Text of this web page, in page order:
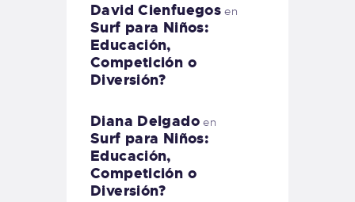
David Cienfuegos en
Surf para Niños:
Educación,
Competición o
Diversión?
Diana Delgadoen
Surf para Niños:
Educación,
Competición o
Diversión?